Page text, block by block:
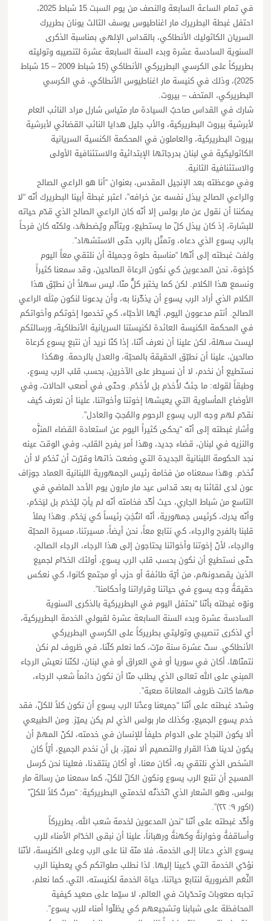
في تمام الساعة السابعة والنصف من يوم السبت 15 شباط 2025،
احتفل غبطة البطريرك مار اغناطيوس يوسف الثالث يونان بطريرك
السريان الكاثوليك الأنطاكي، بالقداس الإلهي بمناسبة الذكرى
السنوية السادسة عشرة وبدء السنة السابعة عشرة لتنصيبه وتوليته
بطريركاً على الكرسي البطريركي الأنطاكي (15 شباط 2009 – 15 شباط
2025)، وذلك في كنيسة مار اغناطيوس الأنطاكي، في الكرسي
البطريركي، المتحف – بيروت.
شارك في القداس صاحبُ السيادة مار متياس شارل مراد النائب العام
لأبرشية بيروت البطريركية، والأب جليل هدايا النائب القضائي لأبرشية
بيروت البطريركية، والعاملون في المحكمة الكنسية السريانية
الكاثوليكية في لبنان بدرجاتها الإبتدائية والاستئنافية الأولى
والاستئنافية الثانية.
وفي موعظته بعد الإنجيل المقدس، بعنوان “أنا هو الراعي الصالح
والراعي الصالح يبذل نفسه عن خرافه”، اعتبر غبطة أبينا البطريرك أنّه “لا
يمكننا أن نقول عن مار بولس إلا أنّه كان الراعي الصالح الذي قدّم حياته
للبشارة، إذ كان يبذل كلّ ما يستطيع، ويتألّم ويُضطهَد، ولكنّه كان فرحاً
بالرب يسوع الذي دعاه، وتمثّل بالرب حتّى الاستشهاد”.
ولفت غبطته إلى أنّها “مناسبة حلوة وجميلة أن نلتقي معاً اليوم
كإخوة، نحن المدعوين كي نكون الرعاة الصالحين، وقد سمعنا كثيراً
ونسمع هذا الكلام. لكن كما يختبر كلٌّ منّا، ليس سهلاً أن نطبّق هذا
الكلام الذي أراد الرب يسوع أن يذكّرنا به، وأن يدعونا لنكون مِثلَه الراعي
الصالح. أنتم مدعوون اليوم، أيّها الأحبّاء، كي تخدموا إخوتكم وأخواتكم
في المحكمة الكنيسة العائدة لكنيستنا السريانية الأنطاكية، ورسالتكم
ليست سهلة، لكن علينا أن نعرف أنّنا، إذا كنّا نريد أن نتبع يسوع كرعاة
صالحين، علينا أن نطبّق الحقيقة بالمحبّة، والعدل بالرحمة. وهكذا
نستطيع أن نخدم، لا أن نسيطر على الآخرين، بحسب قلب الرب يسوع،
وطبقاً لقوله: ما جئتُ لأُخدَم بل لأَخدُم. وحتّى في أصعب الحالات، وفي
الأوضاع المأساوية التي يعيشها إخوتنا وأخواتنا، علينا أن نعرف كيف
نقدّم لهم وجه الرب يسوع الرحوم والمُحِبّ والعادل”.
وأشار غبطته إلى أنّه “يحكى كثيراً اليوم عن استعادة القضاء المنزَّه
والنزيه في لبنان، قضاء جديد، وهذا أمر يفرح القلب، وفي الوقت عينه
نجد الحكومة اللبنانية الجديدة التي وضعت ذاتها وقرّرت أن تَخدُم لا أن
تُخدَم. وهذا سمعناه من فخامة رئيس الجمهورية اللبنانية العماد جوزاف
عون لدى لقائنا به بعد قداس عيد مار مارون يوم الأحد الماضي في
التاسع من شباط الجاري، حيث أكّد فخامته أنّه لم يأتِ ليُخدَم بل ليَخدُم،
وأنّه يدرك، كرئيس جمهورية، أنّه انتُخِبَ رئيساً كي يَخدُم. وهذا يملأ
قلبنا بالفرح والرجاء، كي نتابع معاً، نحن أيضاً، مسيرتنا، مسيرة المحبّة
والرجاء، لأنّ إخوتنا وأخواتنا يحتاجون إلى هذا الرجاء، الرجاء الصالح،
حتّى نستطيع أن نكون بحسب قلب الرب يسوع، أولئك الخدّام لجميع
الذين يقصدونهم، من أيّة طائفة أو حزب أو مجتمع كانوا، كي نعكس
حقيقةً وجه يسوع في حياتنا وقراراتنا وأحكامنا”.
ونوّه غبطته بأنّنا “نحتفل اليوم في البطريركية بالذكرى السنوية
السادسة عشرة وبدء السنة السابعة عشرة لقبولي الخدمة البطريركية،
أي لذكرى تنصيبي وتوليتي بطريركاً على الكرسي البطريركي
الأنطاكي. ستّ عشرة سنة مرّت، كما نعلم كلّنا، في ظروف لم نكن
نتمنّاها، أكان في سوريا أو في العراق أو في لبنان، لكنّنا نعيش الرجاء
المبني على الله تعالى الذي يطلب منّا أن نكون دائماً شعب الرجاء،
مهما كانت ظروف المعاناة صعبة”.
وشدّد غبطته على أنّنا “جميعنا وعدْنا الرب يسوع أن نكون كلاً للكلّ، فقد
خدم يسوع الجميع، وكذلك مار بولس الذي لم يكن يميّز. ومن الطبيعي
ألا يكون النجاح على الدوام حليفاً للإنسان في خدمته، لكنّ المهمّ أن
يكون لدينا هذا القرار والتصميم ألا نميّز، بل أن نخدم الجميع، أيّاً كان
الشخص الذي نلتقي به، أكان معنا، أو أكان ينتقدنا، فعلينا نحن كرسل
المسيح أن نتبع الرب يسوع ونكون الكلّ للكلّ، كما سمعنا من رسالة مار
بولس، وهو الشعار الذي اتّخذتُه لخدمتي البطريركية: “صرتُ كلاً للكلّ”
(١كور ٩: ٢٢)”.
وأكّد غبطته على أنّنا “نحن المدعوين لخدمة شعب الله، بطريركاً
وأساقفةً وخوارنةً وكهنةً ورهباناً، علينا أن نبقى الخدّام الأمناء للرب
يسوع الذي دعانا إلى الخدمة، فلا منّة لنا على الرب وعلى الكنيسة، لأنّنا
نؤدّي الخدمة التي دُعِينا إليها. لذا نطلب صلواتكم كي يعطينا الرب
النِّعَم الضرورية لنتابع حياتنا، حياة الخدمة لكنيسته، التي، كما نعلم،
تجابه صعوبات وتحدّيات في العالم، لا سيّما على صعيد كيفية
المحافظة على شبابنا وتشجيعهم كي يظلّوا أمناء للرب يسوع”.